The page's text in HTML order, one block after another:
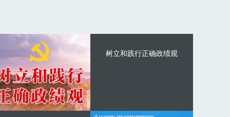
树立和践行正确政绩观